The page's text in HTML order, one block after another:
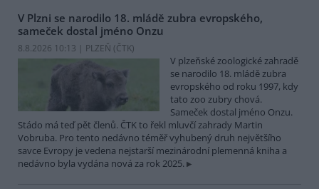
V Plzni se narodilo 18. mládě zubra evropského,
sameček dostal jméno Onzu
8.8.2026 10:13 | PLZEŇ (ČTK)
V plzeňské zoologické zahradě
se narodilo 18. mládě zubra
evropského od roku 1997, kdy
tato zoo zubry chová.
Sameček dostal jméno Onzu.
Stádo má teď pět členů. ČTK to řekl mluvčí zahrady Martin
Vobruba. Pro tento nedávno téměř vyhubený druh největšího
savce Evropy je vedena nejstarší mezinárodní plemenná kniha a
nedávno byla vydána nová za rok 2025.